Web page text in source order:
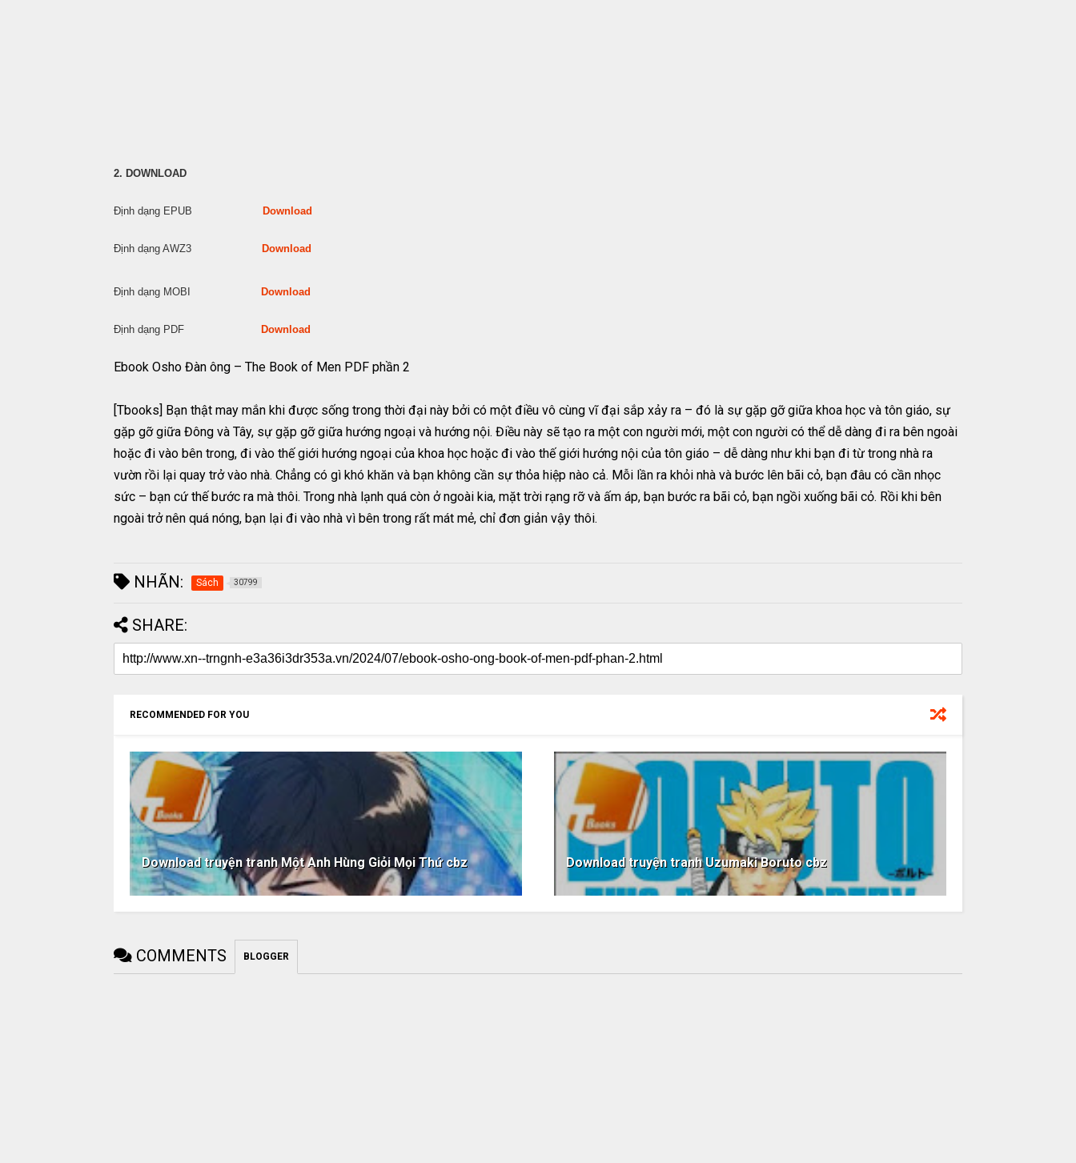
2. DOWNLOAD
Định dạng EPUB Download
Định dạng AWZ3 Download
Định dạng MOBI Download
Định dạng PDF Download
Ebook Osho Đàn ông – The Book of Men PDF phần 2
[Tbooks] Bạn thật may mắn khi được sống trong thời đại này bởi có một điều vô cùng vĩ đại sắp xảy ra – đó là sự gặp gỡ giữa khoa học và tôn giáo, sự
gặp gỡ giữa Đông và Tây, sự gặp gỡ giữa hướng ngoại và hướng nội. Điều này sẽ tạo ra một con người mới, một con người có thể dễ dàng đi ra bên ngoài
hoặc đi vào bên trong, đi vào thế giới hướng ngoại của khoa học hoặc đi vào thế giới hướng nội của tôn giáo – dễ dàng như khi bạn đi từ trong nhà ra
vườn rồi lại quay trở vào nhà. Chẳng có gì khó khăn và bạn không cần sự thỏa hiệp nào cả. Mỗi lần ra khỏi nhà và bước lên bãi cỏ, bạn đâu có cần nhọc
sức – bạn cứ thế bước ra mà thôi. Trong nhà lạnh quá còn ở ngoài kia, mặt trời rạng rỡ và ấm áp, bạn bước ra bãi cỏ, bạn ngồi xuống bãi cỏ. Rồi khi bên
ngoài trở nên quá nóng, bạn lại đi vào nhà vì bên trong rất mát mẻ, chỉ đơn giản vậy thôi.
NHÃN: Sách 30799
SHARE:
RECOMMENDED FOR YOU
Download truyện tranh Một Anh Hùng Giỏi Mọi Thứ cbz Download truyện tranh Uzumaki Boruto cbz
COMMENTS BLOGGER